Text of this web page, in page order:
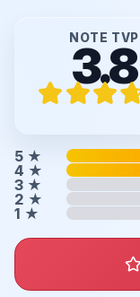
NOTE TVP
3.8
5 ★
4 ★
3 ★
2 ★
1 ★